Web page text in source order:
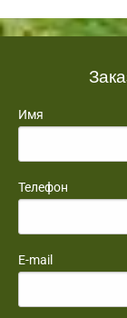
Имя
Телефон
E-mail